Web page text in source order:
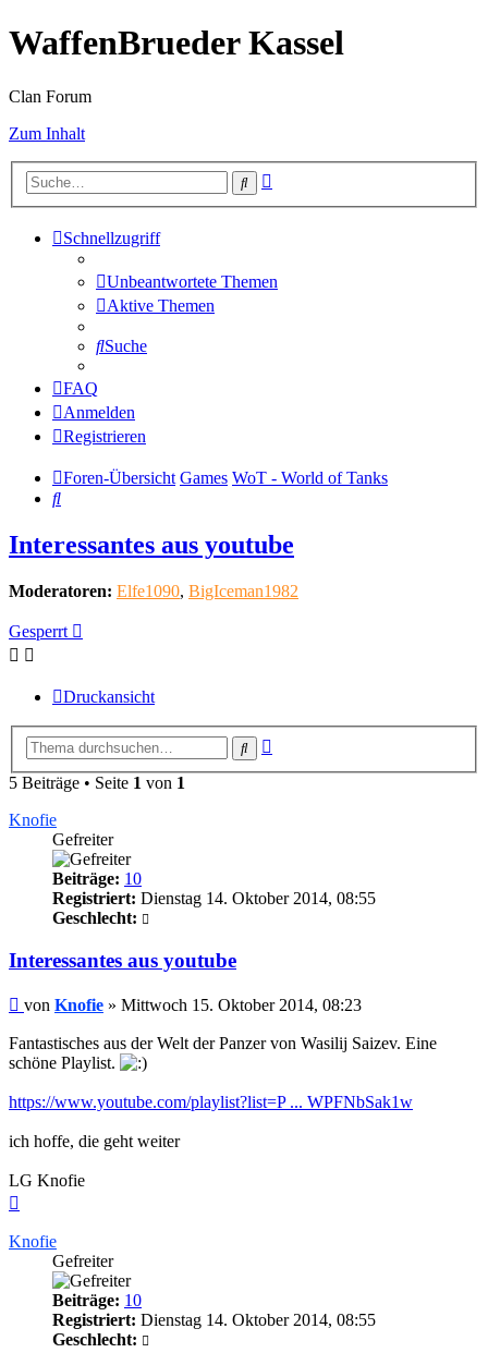
WaffenBrueder Kassel
Clan Forum
Zum Inhalt
Suche
Schnellzugriff
Unbeantwortete Themen
Aktive Themen
Suche
FAQ
Anmelden
Registrieren
Foren-Übersicht Games WoT - World of Tanks
Suche
Interessantes aus youtube
Moderatoren: Elfe1090, BigIceman1982
Gesperrt
Druckansicht
Suche
5 Beiträge • Seite 1 von 1
Knofie
Gefreiter
Beiträge: 10
Registriert: Dienstag 14. Oktober 2014, 08:55
Geschlecht:
Interessantes aus youtube
Beitrag
von Knofie » Mittwoch 15. Oktober 2014, 08:23
Fantastisches aus der Welt der Panzer von Wasilij Saizev. Eine
schöne Playlist.
https://www.youtube.com/playlist?list=P ... WPFNbSak1w
ich hoffe, die geht weiter
LG Knofie
Knofie
Gefreiter
Beiträge: 10
Registriert: Dienstag 14. Oktober 2014, 08:55
Geschlecht: